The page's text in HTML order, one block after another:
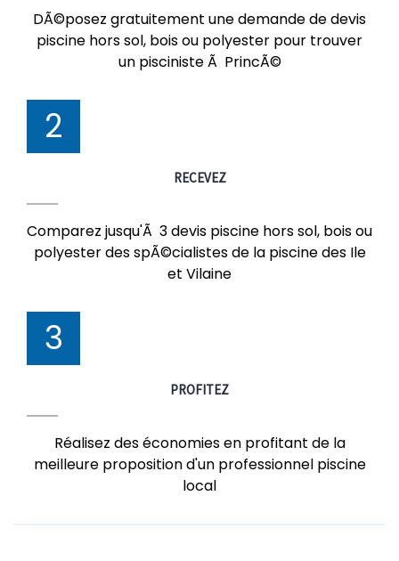
DÃ©posez gratuitement une demande de devis
piscine hors sol, bois ou polyester pour trouver
un pisciniste Ã PrincÃ©
2
RECEVEZ
Comparez jusqu'Ã 3 devis piscine hors sol, bois ou
polyester des spÃ©cialistes de la piscine des Ile
et Vilaine
3
PROFITEZ
Réalisez des économies en profitant de la
meilleure proposition d'un professionnel piscine
local